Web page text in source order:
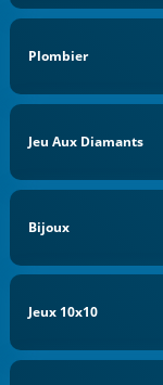
Plombier
Jeu Aux Diamants
Bijoux
Jeux 10x10